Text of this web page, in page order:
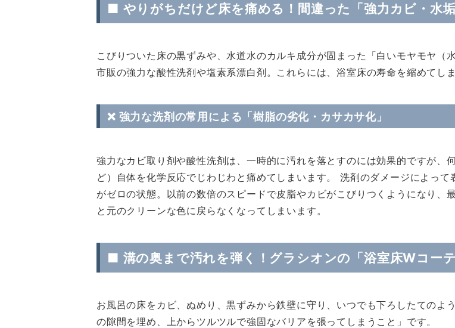
■ やりがちだけど床を痛める！間違った「強力カビ・水
こびりついた床の黒ずみや、水道水のカルキ成分が固まった「白いモヤモヤ（
市販の強力な酸性洗剤や塩素系漂白剤。これらには、浴室床の寿命を縮めてし
❌ 強力な洗剤の常用による「樹脂の劣化・カサカサ化」
強力なカビ取り剤や酸性洗剤は、一時的に汚れを落とすのには効果的ですが、
ど）自体を化学反応でじわじわと痛めてしまいます。 洗剤のダメージによっ
がゼロの状態。以前の数倍のスピードで皮脂やカビがこびりつくようになり、
と元のクリーンな色に戻らなくなってしまいます。
■ 溝の奥まで汚れを弾く！グラシオンの「浴室床Wコーテ
お風呂の床をカビ、ぬめり、黒ずみから鉄壁に守り、いつでも下ろしたてのよ
の隙間を埋め、上からツルツルで強固なバリアを張ってしまうこと」です。